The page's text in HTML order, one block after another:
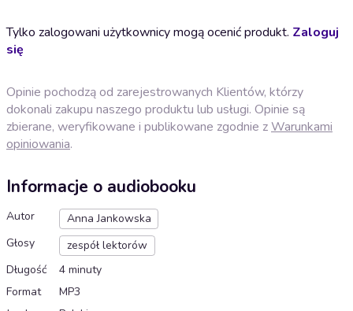
Tylko zalogowani użytkownicy mogą ocenić produkt. Zaloguj
się
Opinie pochodzą od zarejestrowanych Klientów, którzy
dokonali zakupu naszego produktu lub usługi. Opinie są
zbierane, weryfikowane i publikowane zgodnie zWarunkami
opiniowania.
Informacje o audiobooku
Autor
Anna Jankowska
Głosy
zespół lektorów
Długość
4 minuty
Format
MP3